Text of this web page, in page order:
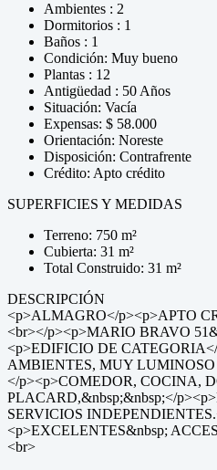
Ambientes : 2
Dormitorios : 1
Baños : 1
Condición: Muy bueno
Plantas : 12
Antigüedad : 50 Años
Situación: Vacía
Expensas: $ 58.000
Orientación: Noreste
Disposición: Contrafrente
Crédito: Apto crédito
SUPERFICIES Y MEDIDAS
Terreno: 750 m²
Cubierta: 31 m²
Total Construido: 31 m²
DESCRIPCIÓN
<p>ALMAGRO</p><p>APTO
<br></p><p>MARIO BRAVO
<p>EDIFICIO DE
AMBIENTES, MUY
</p><p>COMEDOR, COCINA,
PLACARD,&nbsp;&nbsp;</
SERVICIOS
<p>EXCELENTES&nbsp;
<br>